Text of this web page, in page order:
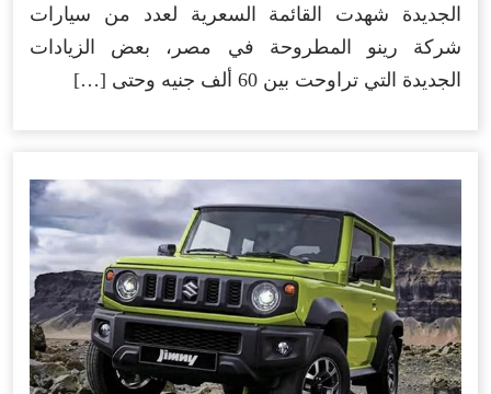
الجديدة شهدت القائمة السعرية لعدد من سيارات
شركة رينو المطروحة في مصر، بعض الزيادات
الجديدة التي تراوحت بين 60 ألف جنيه وحتى […]